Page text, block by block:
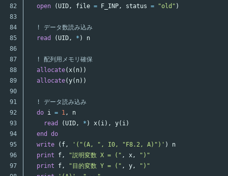
82
83
84
85
86
87
88
89
90
91
92
93
94
95
96
97
open
(UID, file = F_INP, status = "old" )
! データ数読み込み
read
(UID, * ) n
! 配列用メモリ確保
allocate(x( n))
allocate(y( n))
! データ読み込み
do i = 1,
n
read
(UID, * ) x( i), y( i)
end
do
write
( f, '("(A, ", I0, "F8.2, A)")' )
n
print
f, "説明変数 X = (" , x,
")"
print
f, "目的変数 Y = (" , y,
")"